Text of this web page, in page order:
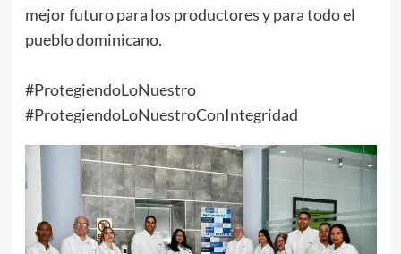
mejor futuro para los productores y para todo el
pueblo dominicano.
#ProtegiendoLoNuestro
#ProtegiendoLoNuestroConIntegridad